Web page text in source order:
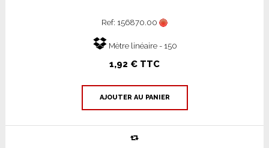
Ref: 156870.00
Mètre linéaire - 150
1,92 € TTC
AJOUTER AU PANIER